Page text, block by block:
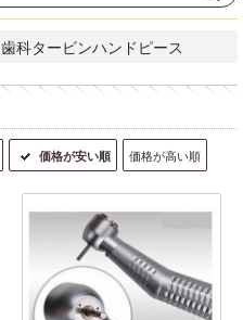
歯科タービンハンドピース
価格が安い順 価格が高い順